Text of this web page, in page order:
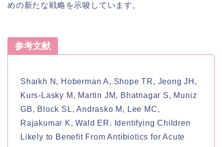
めの新たな戦略を示唆しています。
参考文献
Shaikh N, Hoberman A, Shope TR, Jeong JH,
Kurs-Lasky M, Martin JM, Bhatnagar S, Muniz
GB, Block SL, Andrasko M, Lee MC,
Rajakumar K, Wald ER. Identifying Children
Likely to Benefit From Antibiotics for Acute